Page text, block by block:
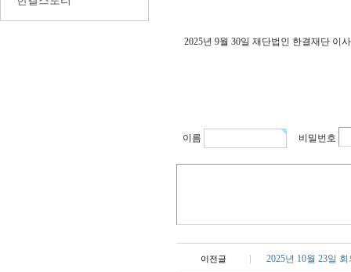
2025년 9월 30일 재단법인 한결재단 이
이름 비밀번호
이전글 2025년 10월 23일